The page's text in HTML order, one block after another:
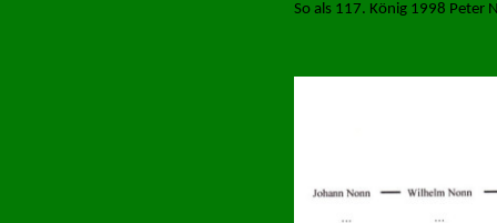
So als 117. König 1998 Peter